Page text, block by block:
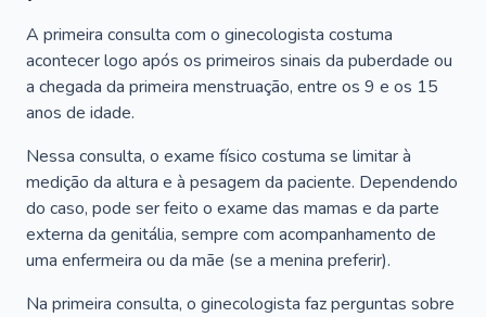
A primeira consulta com o ginecologista costuma
acontecer logo após os primeiros sinais da puberdade ou
a chegada da primeira menstruação, entre os 9 e os 15
anos de idade.
Nessa consulta, o exame físico costuma se limitar à
medição da altura e à pesagem da paciente. Dependendo
do caso, pode ser feito o exame das mamas e da parte
externa da genitália, sempre com acompanhamento de
uma enfermeira ou da mãe (se a menina preferir).
Na primeira consulta, o ginecologista faz perguntas sobre